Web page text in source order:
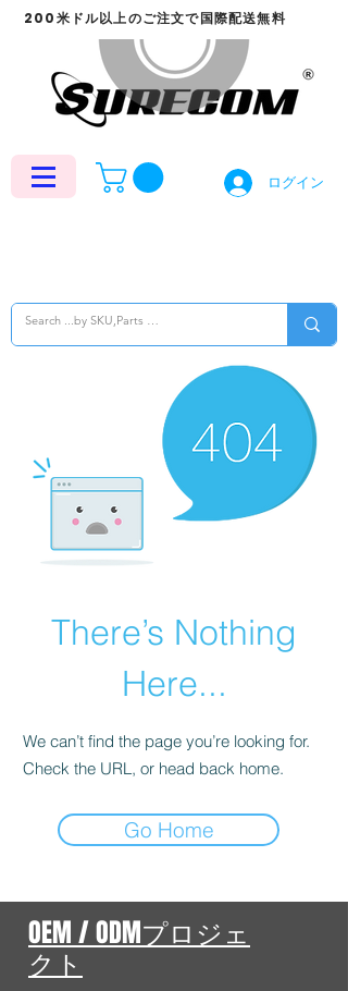
ログイン
200米ドル以上のご注文で国際配送無料
There’s Nothing
Here...
We can’t find the page you’re looking for.
Check the URL, or head back home.
Go Home
OEM / ODMプロジェ
クト